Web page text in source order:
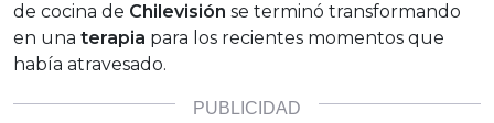
de cocina de Chilevisión se terminó transformando
en una terapia para los recientes momentos que
había atravesado.